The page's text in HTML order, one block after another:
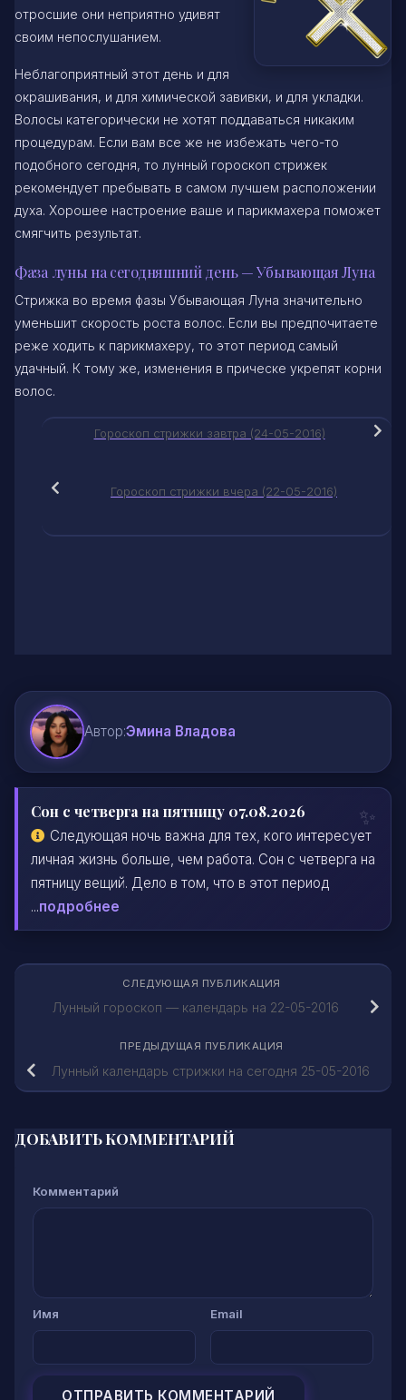
отросшие они неприятно удивят
своим непослушанием.
Неблагоприятный этот день и для
окрашивания, и для химической завивки, и для укладки.
Волосы категорически не хотят поддаваться никаким
процедурам. Если вам все же не избежать чего-то
подобного сегодня, то лунный гороскоп стрижек
рекомендует пребывать в самом лучшем расположении
духа. Хорошее настроение ваше и парикмахера поможет
смягчить результат.
Фаза луны на сегодняшний день — Убывающая Луна
Стрижка во время фазы Убывающая Луна значительно
уменьшит скорость роста волос. Если вы предпочитаете
реже ходить к парикмахеру, то этот период самый
удачный. К тому же, изменения в прическе укрепят корни
волос.
Гороскоп стрижки завтра (24-05-2016)
Гороскоп стрижки вчера (22-05-2016)
Автор:Эмина Владова
Сон с четверга на пятницу 07.08.2026
Следующая ночь важна для тех, кого интересует
личная жизнь больше, чем работа. Сон с четверга на
пятницу вещий. Дело в том, что в этот период
...подробнее
СЛЕДУЮЩАЯ ПУБЛИКАЦИЯ
Лунный гороскоп — календарь на 22-05-2016
ПРЕДЫДУЩАЯ ПУБЛИКАЦИЯ
Лунный календарь стрижки на сегодня 25-05-2016
ДОБАВИТЬ КОММЕНТАРИЙ
Комментарий
Имя Email